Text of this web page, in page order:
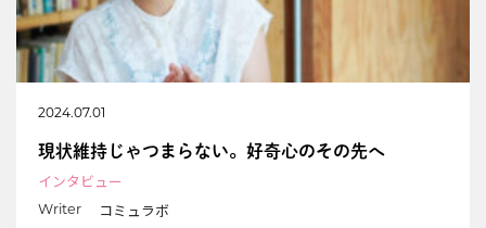
2024.07.01
現状維持じゃつまらない。好奇心のその先へ
インタビュー
Writer コミュラボ